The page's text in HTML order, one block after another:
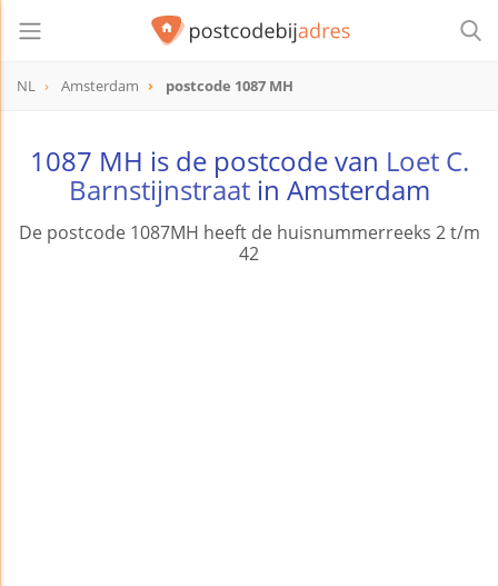
NL Amsterdam postcode 1087 MH
1087 MH is de postcode van Loet C.
Barnstijnstraatin Amsterdam
De postcode 1087MH heeft de huisnummerreeks 2 t/m
42